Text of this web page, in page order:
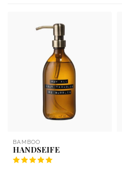
BAMBOO
HANDSEIFE